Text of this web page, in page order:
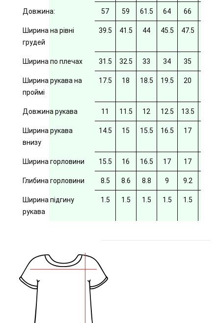
Довжина: 57 59 61.5 64 66
Ширина на рівні
грудей
39.5 41.5 44 45.5 47.5
Ширина по плечах 31.5 32.5 33 34 35
Ширина рукава на
проймі
17.5 18 18.5 19.5 20
Довжина рукава 11 11.5 12 12.5 13.5
Ширина рукава
внизу
14.5 15 15.5 16.5 17
Ширина горловини 15.5 16 16.5 17 17
Глибина горловини 8.5 8.6 8.8 9 9.2
Ширина підгину
рукава
1.5 1.5 1.5 1.5 1.5